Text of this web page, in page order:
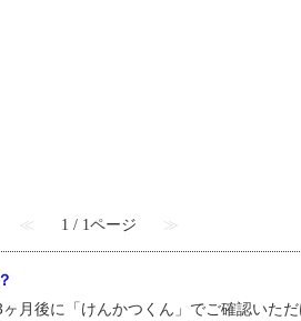
≪ 1 / 1ページ ≫
月後に「けんかつくん」でご確認いた